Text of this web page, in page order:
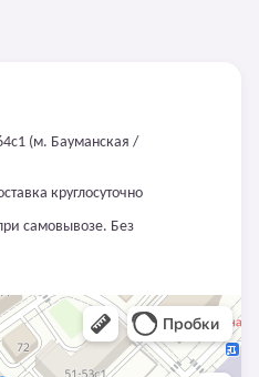
(м. Бауманская /
круглосуточно
самовывозе. Без